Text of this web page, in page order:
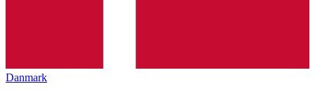
Danmark